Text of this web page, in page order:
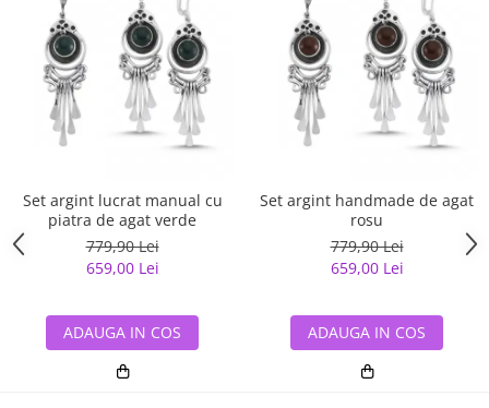
Set argint lucrat manual cu
piatra de agat verde
779,90 Lei
659,00 Lei
ADAUGA IN COS
Set argint handmade de agat
rosu
779,90 Lei
659,00 Lei
ADAUGA IN COS